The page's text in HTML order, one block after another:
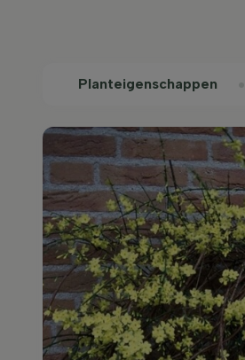
Planteigenschappen